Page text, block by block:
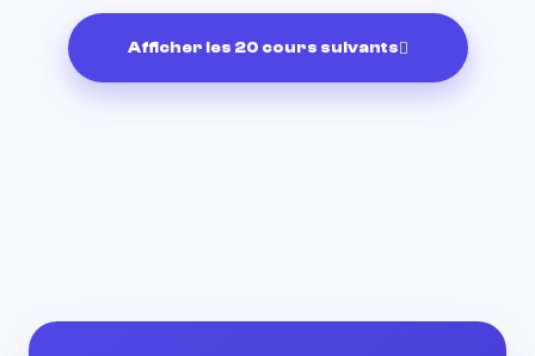
Afficher les 20 cours suivants